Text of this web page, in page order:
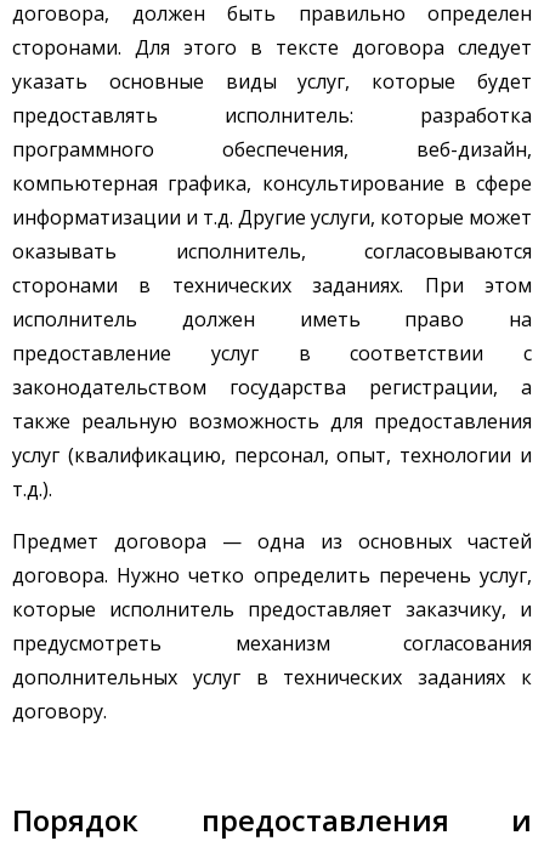
договора, должен быть правильно определен
сторонами. Для этого в тексте договора следует
указать основные виды услуг, которые будет
предоставлять исполнитель: разработка
программного обеспечения, веб-дизайн,
компьютерная графика, консультирование в сфере
информатизации и т.д. Другие услуги, которые может
оказывать исполнитель, согласовываются
сторонами в технических заданиях. При этом
исполнитель должен иметь право на
предоставление услуг в соответствии с
законодательством государства регистрации, а
также реальную возможность для предоставления
услуг (квалификацию, персонал, опыт, технологии и
т.д.).
Предмет договора — одна из основных частей
договора. Нужно четко определить перечень услуг,
которые исполнитель предоставляет заказчику, и
предусмотреть механизм согласования
дополнительных услуг в технических заданиях к
договору.
Порядок предоставления и